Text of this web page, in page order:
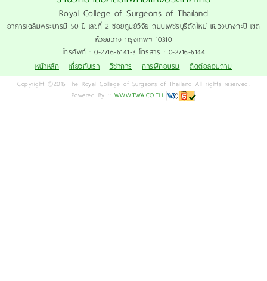
Royal College of Surgeons of Thailand
อาคารเฉลิมพระบารมี 50 ปี เลขที่ 2 ซอยศูนย์วิจัย ถนนเพชรบุรีตัดใหม่ แขวงบางกะปิ เขต
ห้วยขวาง กรุงเทพฯ 10310
โทรศัพท์ : 0-2716-6141-3 โทรสาร : 0-2716-6144
หน้าหลัก
เกี่ยวกับเรา วิชาการ การฝึกอบรม ติดต่อสอบถาม
Copyright ©2015 The Royal College of Surgeons of Thailand All rights reserved.
Powered By :: WWW.TWA.CO.TH